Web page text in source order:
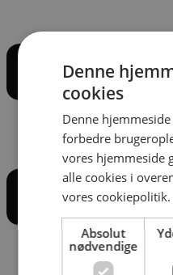
Denne
cookies
Denne
forbedre
vores hjemmeside
alle cookies i
vores cookiepolitik.
Absolut
nødvendige